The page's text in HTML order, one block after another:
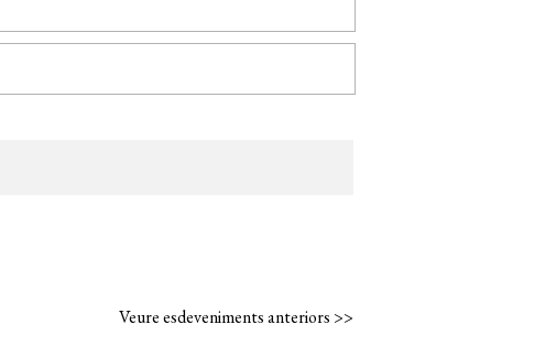
Veure esdeveniments anteriors >>